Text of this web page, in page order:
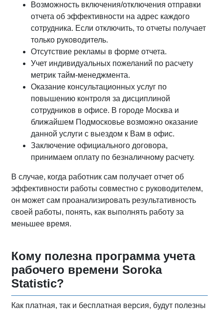
Возможность включения/отключения отправки
отчета об эффективности на адрес каждого
сотрудника. Если отключить, то отчеты получает
только руководитель.
Отсутствие рекламы в форме отчета.
Учет индивидуальных пожеланий по расчету
метрик тайм-менеджмента.
Оказание консультационных услуг по
повышению контроля за дисциплиной
сотрудников в офисе. В городе Москва и
ближайшем Подмосковье возможно оказание
данной услуги с выездом к Вам в офис.
Заключение официального договора,
принимаем оплату по безналичному расчету.
В случае, когда работник сам получает отчет об
эффективности работы совместно с руководителем,
он может сам проанализировать результативность
своей работы, понять, как выполнять работу за
меньшее время.
Кому полезна программа учета
рабочего времени Soroka
Statistic?
Как платная, так и бесплатная версия, будут полезны